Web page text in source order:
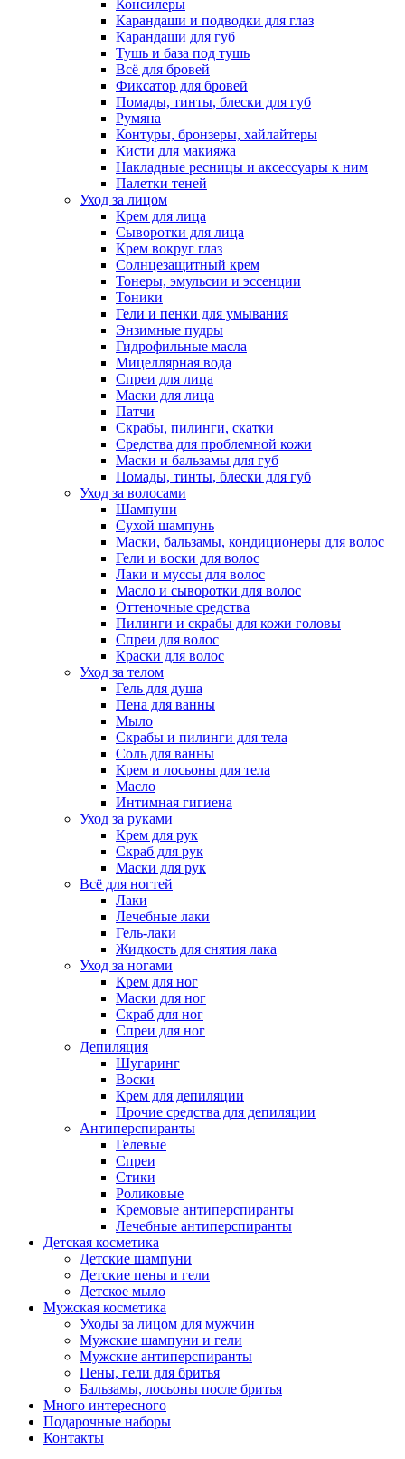
Консилеры
Карандаши и подводки для глаз
Карандаши для губ
Тушь и база под тушь
Всё для бровей
Фиксатор для бровей
Помады, тинты, блески для губ
Румяна
Контуры, бронзеры, хайлайтеры
Кисти для макияжа
Накладные ресницы и аксессуары к ним
Палетки теней
Уход за лицом
Крем для лица
Сыворотки для лица
Крем вокруг глаз
Солнцезащитный крем
Тонеры, эмульсии и эссенции
Тоники
Гели и пенки для умывания
Энзимные пудры
Гидрофильные масла
Мицеллярная вода
Спреи для лица
Маски для лица
Патчи
Скрабы, пилинги, скатки
Средства для проблемной кожи
Маски и бальзамы для губ
Помады, тинты, блески для губ
Уход за волосами
Шампуни
Сухой шампунь
Маски, бальзамы, кондиционеры для волос
Гели и воски для волос
Лаки и муссы для волос
Масло и сыворотки для волос
Оттеночные средства
Пилинги и скрабы для кожи головы
Спреи для волос
Краски для волос
Уход за телом
Гель для душа
Пена для ванны
Мыло
Скрабы и пилинги для тела
Соль для ванны
Крем и лосьоны для тела
Масло
Интимная гигиена
Уход за руками
Крем для рук
Скраб для рук
Маски для рук
Всё для ногтей
Лаки
Лечебные лаки
Гель-лаки
Жидкость для снятия лака
Уход за ногами
Крем для ног
Маски для ног
Скраб для ног
Спреи для ног
Депиляция
Шугаринг
Воски
Крем для депиляции
Прочие средства для депиляции
Антиперспиранты
Гелевые
Спреи
Стики
Роликовые
Кремовые антиперспиранты
Лечебные антиперспиранты
Детская косметика
Детские шампуни
Детские пены и гели
Детское мыло
Мужская косметика
Уходы за лицом для мужчин
Мужские шампуни и гели
Мужские антиперспиранты
Пены, гели для бритья
Бальзамы, лосьоны после бритья
Много интересного
Подарочные наборы
Контакты